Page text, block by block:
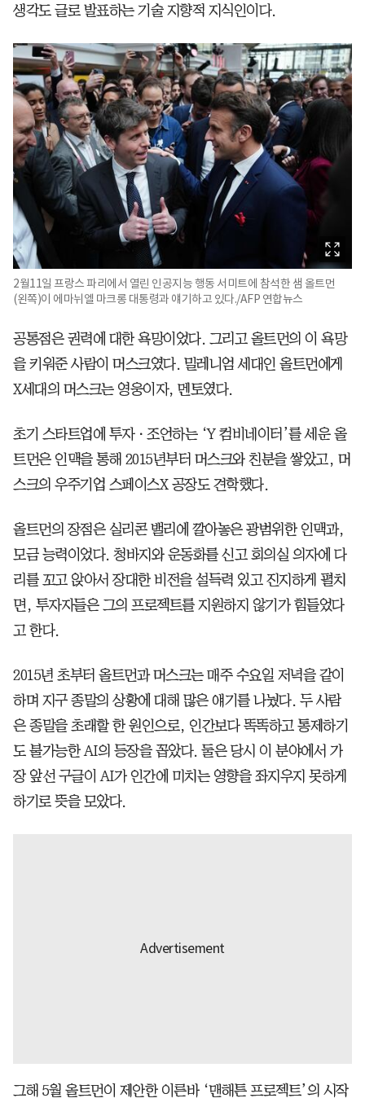
생각도 글로 발표하는 기술 지향적 지식인이다.
2월11일 프랑스 파리에서 열린 인공지능 행동 서미트에 참석한 샘 올트먼
(왼쪽)이 에마뉘엘 마크롱 대통령과 얘기하고 있다./AFP 연합뉴스
공통점은 권력에 대한 욕망이었다. 그리고 올트먼의 이 욕망
을 키워준 사람이 머스크였다. 밀레니엄 세대인 올트먼에게
X세대의 머스크는 영웅이자, 멘토였다.
초기 스타트업에 투자ㆍ조언하는 ‘Y 컴비네이터’를 세운 올
트먼은 인맥을 통해 2015년부터 머스크와 친분을 쌓았고, 머
스크의 우주기업 스페이스X 공장도 견학했다.
올트먼의 장점은 실리콘 밸리에 깔아놓은 광범위한 인맥과,
모금 능력이었다. 청바지와 운동화를 신고 회의실 의자에 다
리를 꼬고 앉아서 장대한 비전을 설득력 있고 진지하게 펼치
면, 투자자들은 그의 프로젝트를 지원하지 않기가 힘들었다
고 한다.
2015년 초부터 올트먼과 머스크는 매주 수요일 저녁을 같이
하며 지구 종말의 상황에 대해 많은 얘기를 나눴다. 두 사람
은 종말을 초래할 한 원인으로, 인간보다 똑똑하고 통제하기
도 불가능한 AI의 등장을 꼽았다. 둘은 당시 이 분야에서 가
장 앞선 구글이 AI가 인간에 미치는 영향을 좌지우지 못하게
하기로 뜻을 모았다.
그해 5월 올트먼이 제안한 이른바 ‘맨해튼 프로젝트’의 시작